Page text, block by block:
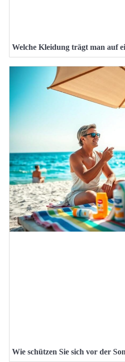
Welche Kleidung trägt man auf
Wie schützen Sie sich vor der